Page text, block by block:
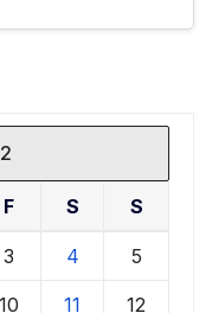
F S S
3 4 5
10 11 12